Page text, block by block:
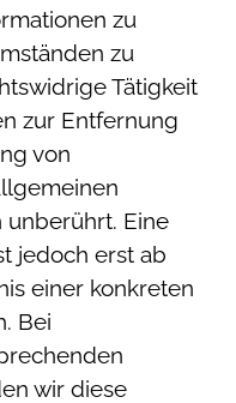
zu
zu
Tätigkeit
zur Entfernung
von
unberührt. Eine
jedoch erst ab
einer konkreten
Bei
wir diese